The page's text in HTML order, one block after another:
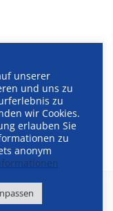
|AGB
unserer
und uns zu
zu
wir Cookies.
erlauben Sie
zu
anonym